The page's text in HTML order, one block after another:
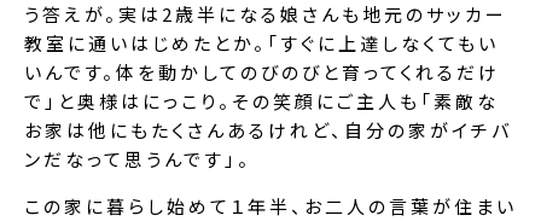
う答えが。実は2歳半になる娘さんも地元のサッカー
教室に通いはじめたとか。「すぐに上達しなくてもい
いんです。体を動かしてのびのびと育ってくれるだけ
で」と奥様はにっこり。その笑顔にご主人も「素敵な
お家は他にもたくさんあるけれど、自分の家がイチバ
ンだなって思うんです」。
この家に暮らし始めて１年半、お二人の言葉が住まい